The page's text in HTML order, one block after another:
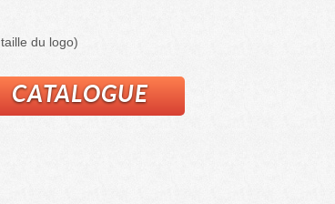
du logo)
CATALOGUE